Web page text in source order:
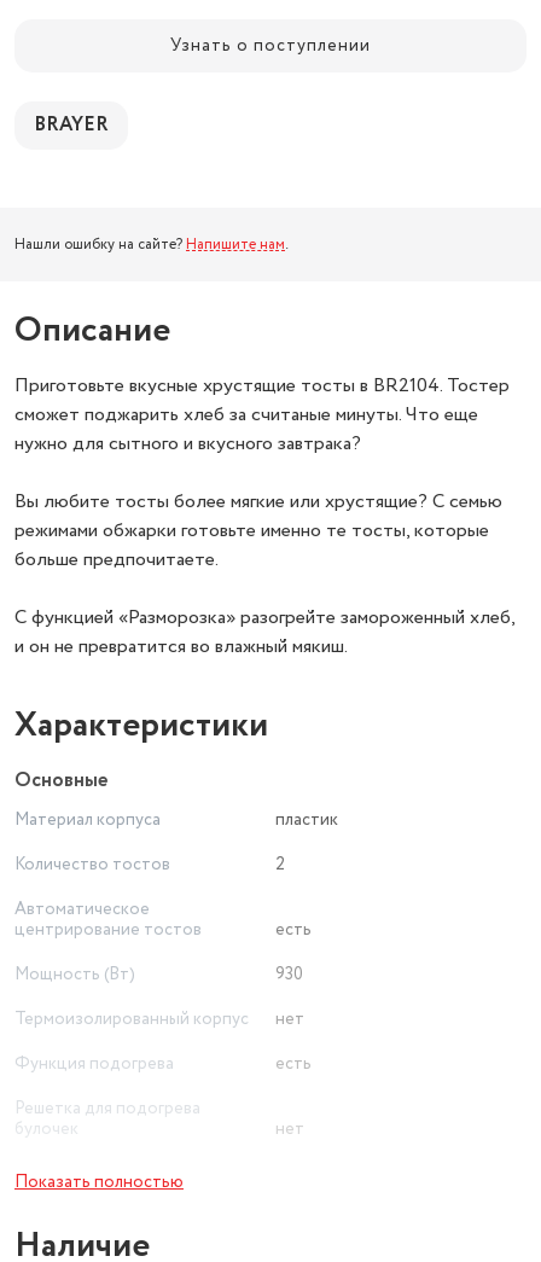
Узнать о поступлении
BRAYER
Нашли ошибку на сайте? Напишите нам.
Описание
Приготовьте вкусные хрустящие тосты в BR2104. Тостер
сможет поджарить хлеб за считаные минуты. Что еще
нужно для сытного и вкусного завтрака?
Вы любите тосты более мягкие или хрустящие? С семью
режимами обжарки готовьте именно те тосты, которые
больше предпочитаете.
С функцией «Разморозка» разогрейте замороженный хлеб,
и он не превратится во влажный мякиш.
Характеристики
Основные
Материал корпуса
пластик
Количество тостов
2
Автоматическое
центрирование тостов
есть
Мощность (Вт)
930
Термоизолированный корпус
нет
Функция подогрева
есть
Решетка для подогрева
булочек
нет
Функция размораживания
Показать полностью
Наличие